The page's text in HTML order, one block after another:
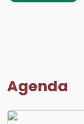
Agenda